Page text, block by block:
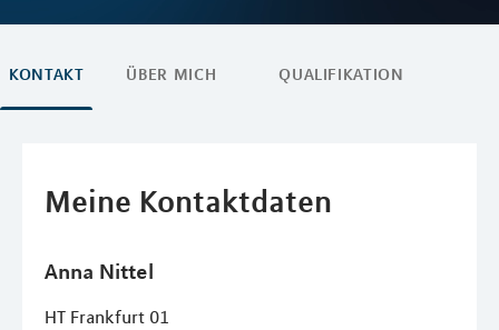
KONTAKT ÜBER MICH QUALIFIKATION
Meine Kontaktdaten
Anna Nittel
HT Frankfurt 01